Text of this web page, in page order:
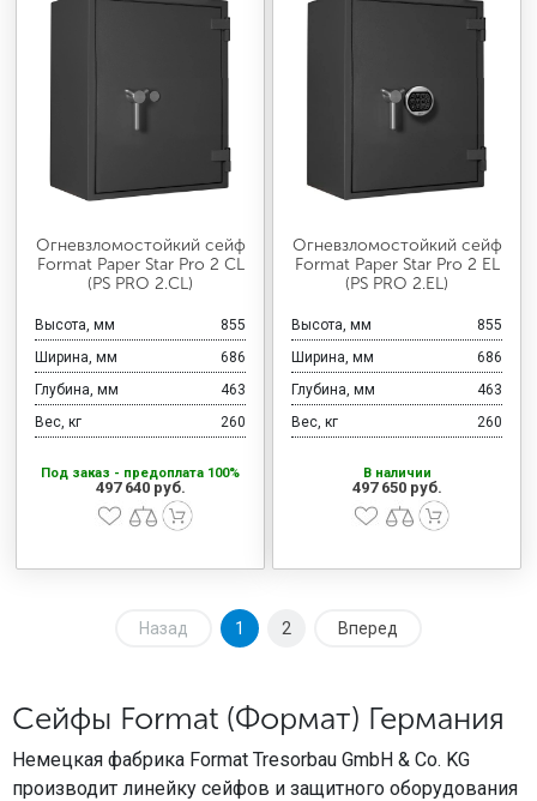
Огневзломостойкий сейф
Format Paper Star Pro 2 CL
(PS PRO 2.CL)
Высота, мм
855
Ширина, мм
686
Глубина, мм
463
Вес, кг
260
Под заказ - предоплата 100%
497 640 руб.
Огневзломостойкий сейф
Format Paper Star Pro 2 EL
(PS PRO 2.EL)
Высота, мм
855
Ширина, мм
686
Глубина, мм
463
Вес, кг
260
В наличии
497 650 руб.
Назад 1 2 Вперед
Сейфы Format (Формат) Германия
Немецкая фабрика Format Tresorbau GmbH & Co. KG
производит линейку сейфов и защитного оборудования